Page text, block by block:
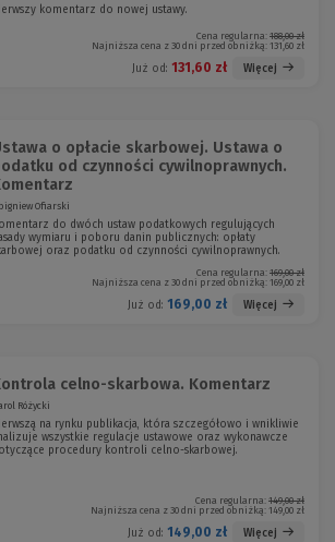
komentarz do nowej ustawy.
Cena regularna: 188,00 zł
Najniższa cena z 30 dni przed obniżką: 131,60 zł
Już od: 131,60 zł Więcej
o opłacie skarbowej. Ustawa o
od czynności cywilnoprawnych.
Ofiarski
do dwóch ustaw podatkowych regulujących
wymiaru i poboru danin publicznych: opłaty
oraz podatku od czynności cywilnoprawnych.
Cena regularna: 169,00 zł
Najniższa cena z 30 dni przed obniżką: 169,00 zł
Już od: 169,00 zł Więcej
celno-skarbowa. Komentarz
Różycki
na rynku publikacja, która szczegółowo i wnikliwie
wszystkie regulacje ustawowe oraz wykonawcze
procedury kontroli celno-skarbowej.
Cena regularna: 149,00 zł
Najniższa cena z 30 dni przed obniżką: 149,00 zł
Już od: 149,00 zł Więcej